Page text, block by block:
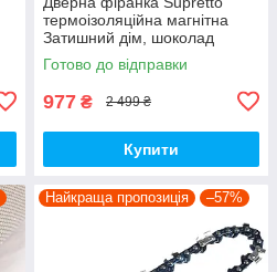
термоізоляційна магнітна
Затишний дім, шоколад
(83390001)
Готово до відправки
977 ₴ 2 499 ₴
Купити
Найкраща пропозиція –57%